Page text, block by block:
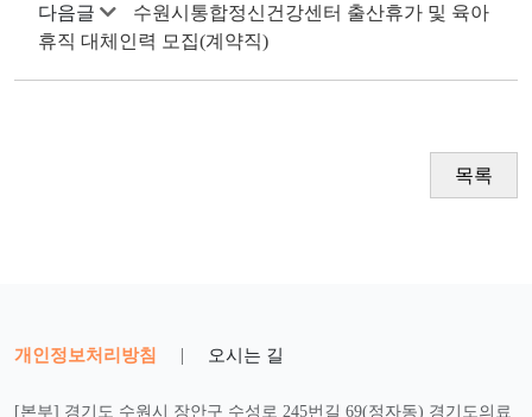
다음글
수원시통합정신건강센터 출산휴가 및 육아
휴직 대체인력 모집(계약직)
목록
개인정보처리방침 | 오시는 길
[본부] 경기도 수원시 장안구 수성로 245번길 69(정자동) 경기도의료